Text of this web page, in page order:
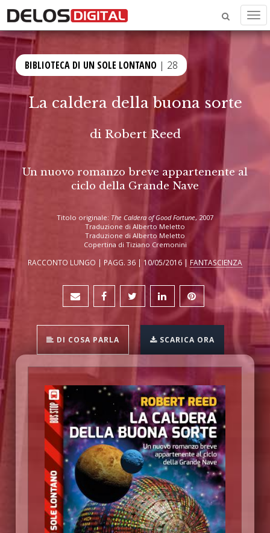
BIBLIOTECA DI UN SOLE LONTANO | 28
La caldera della buona sorte
di Robert Reed
Un nuovo romanzo breve appartenente al
ciclo della Grande Nave
Titolo originale: The Caldera of Good Fortune, 2007
Traduzione di Alberto Meletto
Traduzione di Alberto Meletto
Copertina di Tiziano Cremonini
RACCONTO LUNGO | PAGG. 36 | 10/05/2016 | FANTASCIENZA
DI COSA PARLA SCARICA ORA